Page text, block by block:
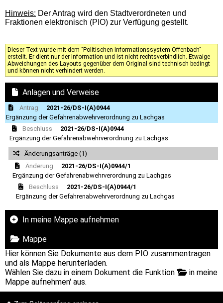
Hinweis: Der Antrag wird den Stadtverordneten und
Fraktionen elektronisch (PIO) zur Verfügung gestellt.
Dieser Text wurde mit dem "Politischen Informationssystem Offenbach"
erstellt. Er dient nur der Information und ist nicht rechtsverbindlich. Etwaige
Abweichungen des Layouts gegenüber dem Original sind technisch bedingt
und können nicht verhindert werden.
Anlagen und Verweise
Antrag
2021-26/DS-I(A)0944
Ergänzung der Gefahrenabwehrverordnung zu Lachgas
Beschluss
2021-26/DS-I(A)0944
Ergänzung der Gefahrenabwehrverordnung zu Lachgas
Änderungsanträge (1)
Änderung
2021-26/DS-I(A)0944/1
Ergänzung der Gefahrenabwehrverordnung zu Lachgas
Beschluss
2021-26/DS-I(A)0944/1
Ergänzung der Gefahrenabwehrverordnung zu Lachgas
In meine Mappe aufnehmen
Mappe
Hier können Sie Dokumente aus dem PIO zusammentragen
und als Mappe herunterladen.
Wählen Sie dazu in einem Dokument die Funktion '
in meine
Mappe aufnehmen' aus.